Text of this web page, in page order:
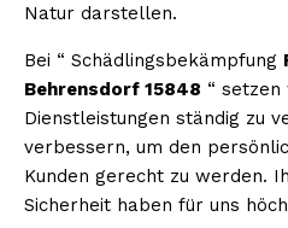
Natur darstellen.
Bei “ Schädlingsbekämpfung
Behrensdorf 15848 “
Dienstleistungen ständig zu
verbessern, um den
Kunden gerecht zu werden.
Sicherheit haben für uns